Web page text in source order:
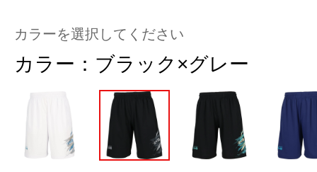
カラーを選択してください
カラー： ブラック×グレー